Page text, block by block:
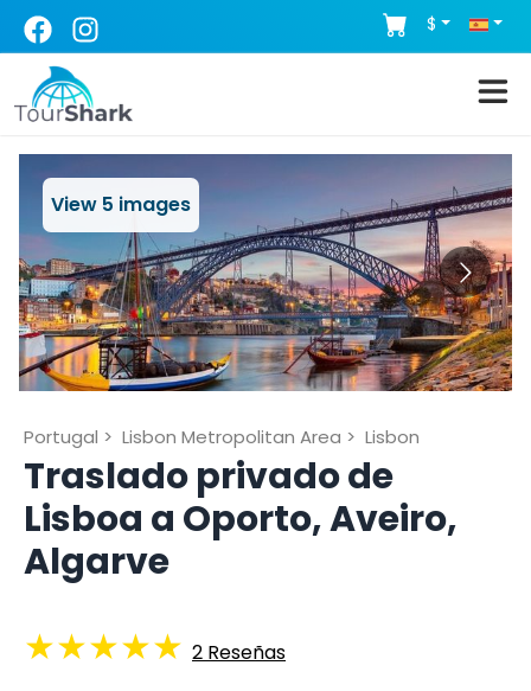
$
View 5 images
Portugal > Lisbon Metropolitan Area > Lisbon
Traslado privado de
Lisboa a Oporto, Aveiro,
Algarve
★★★★★ 2 Reseñas